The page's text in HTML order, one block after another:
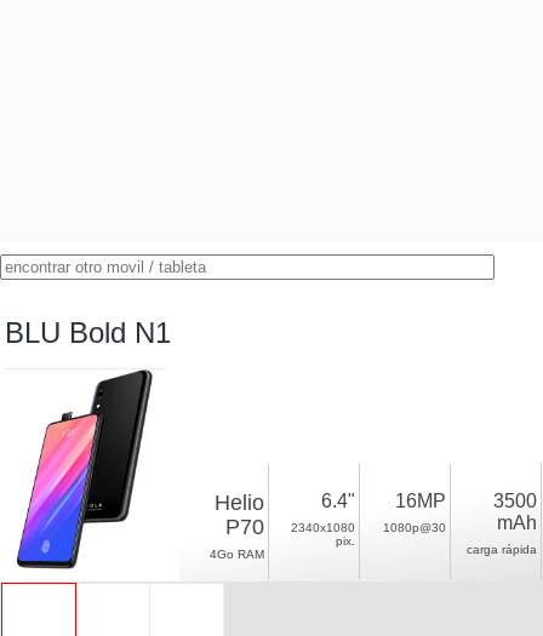
BLU Bold N1
Helio
P70
4Go RAM
6.4"
2340x1080
pix.
16MP
1080p@30
3500
mAh
carga rápida